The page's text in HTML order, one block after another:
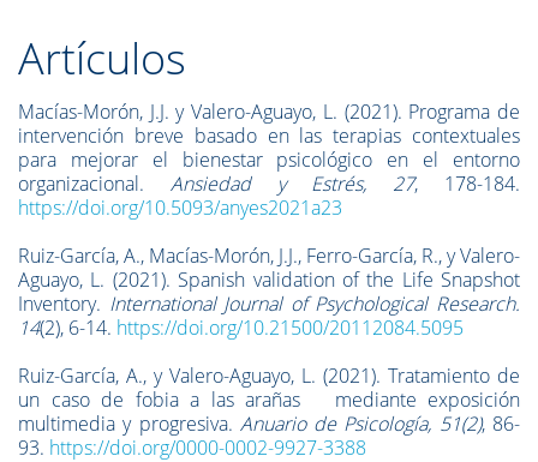
Artículos
Macías-Morón, J.J. y Valero-Aguayo, L. (2021). Programa de
intervención breve basado en las terapias contextuales
para mejorar el bienestar psicológico en el entorno
organizacional. Ansiedad y Estrés, 27, 178-184.
https://doi.org/10.5093/anyes2021a23
Ruiz-García, A., Macías-Morón, J.J., Ferro-García, R., y Valero-
Aguayo, L. (2021). Spanish validation of the Life Snapshot
Inventory. International Journal of Psychological Research.
14(2), 6-14. https://doi.org/10.21500/20112084.5095
Ruiz-García, A., y Valero-Aguayo, L. (2021). Tratamiento de
un caso de fobia a las arañas mediante exposición
multimedia y progresiva. Anuario de Psicología, 51(2), 86-
93. https://doi.org/0000-0002-9927-3388